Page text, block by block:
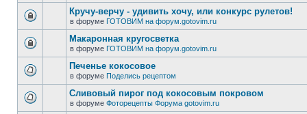
Кручу-верчу - удивить хочу, или конкурс рулетов!
в форуме ГОТОВИМ на форум.gotovim.ru
Макаронная кругосветка
в форуме ГОТОВИМ на форум.gotovim.ru
Печенье кокосовое
в форуме Поделись рецептом
Сливовый пирог под кокосовым покровом
в форуме Фоторецепты Форума gotovim.ru